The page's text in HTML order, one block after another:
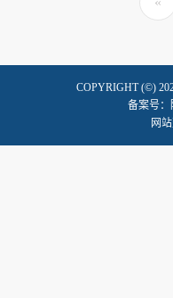
COPYRIGHT (©)
备案号：
网